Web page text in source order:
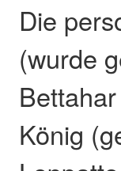
Die
(wurde
König